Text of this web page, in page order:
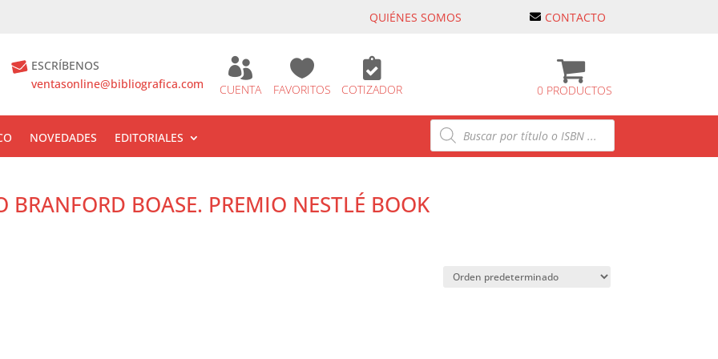
QUIÉNES SOMOS CONTACTO
ESCRÍBENOS
ventasonline@bibliografica.com

CUENTA

FAVORITOS

COTIZADOR 0 PRODUCTOS
NOVEDADES EDITORIALES
Búsqueda
de
productos
BRANFORD BOASE. PREMIO NESTLÉ BOOK